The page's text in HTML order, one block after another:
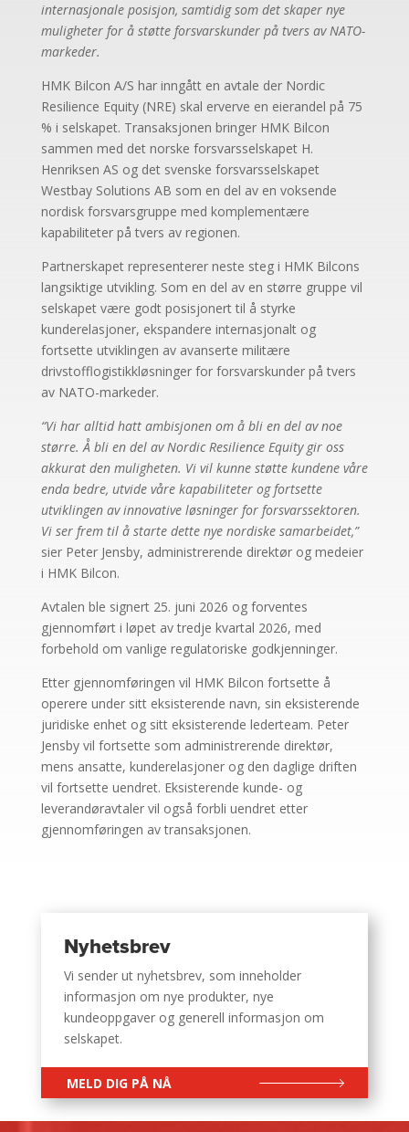
internasjonale posisjon, samtidig som det skaper nye
muligheter for å støtte forsvarskunder på tvers av NATO-
markeder.
HMK Bilcon A/S har inngått en avtale der Nordic
Resilience Equity (NRE) skal erverve en eierandel på 75
% i selskapet. Transaksjonen bringer HMK Bilcon
sammen med det norske forsvarsselskapet H.
Henriksen AS og det svenske forsvarsselskapet
Westbay Solutions AB som en del av en voksende
nordisk forsvarsgruppe med komplementære
kapabiliteter på tvers av regionen.
Partnerskapet representerer neste steg i HMK Bilcons
langsiktige utvikling. Som en del av en større gruppe vil
selskapet være godt posisjonert til å styrke
kunderelasjoner, ekspandere internasjonalt og
fortsette utviklingen av avanserte militære
drivstofflogistikkløsninger for forsvarskunder på tvers
av NATO-markeder.
“Vi har alltid hatt ambisjonen om å bli en del av noe
større. Å bli en del av Nordic Resilience Equity gir oss
akkurat den muligheten. Vi vil kunne støtte kundene våre
enda bedre, utvide våre kapabiliteter og fortsette
utviklingen av innovative løsninger for forsvarssektoren.
Vi ser frem til å starte dette nye nordiske samarbeidet,”
sier Peter Jensby, administrerende direktør og medeier
i HMK Bilcon.
Avtalen ble signert 25. juni 2026 og forventes
gjennomført i løpet av tredje kvartal 2026, med
forbehold om vanlige regulatoriske godkjenninger.
Etter gjennomføringen vil HMK Bilcon fortsette å
operere under sitt eksisterende navn, sin eksisterende
juridiske enhet og sitt eksisterende lederteam. Peter
Jensby vil fortsette som administrerende direktør,
mens ansatte, kunderelasjoner og den daglige driften
vil fortsette uendret. Eksisterende kunde- og
leverandøravtaler vil også forbli uendret etter
gjennomføringen av transaksjonen.
Nyhetsbrev
Vi sender ut nyhetsbrev, som inneholder
informasjon om nye produkter, nye
kundeoppgaver og generell informasjon om
selskapet.
MELD DIG PÅ NÅ